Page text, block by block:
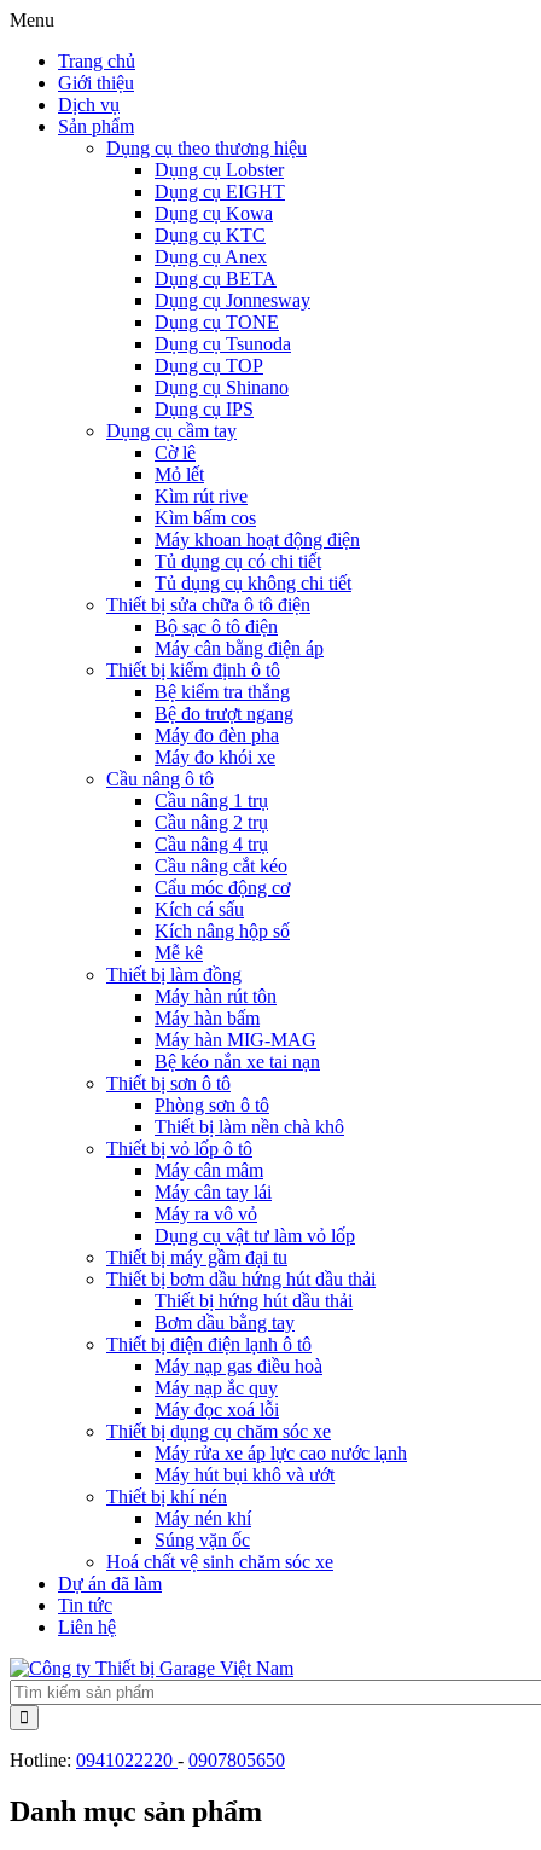
Menu
Trang chủ
Giới thiệu
Dịch vụ
Sản phẩm
Dụng cụ theo thương hiệu
Dụng cụ Lobster
Dụng cụ EIGHT
Dụng cụ Kowa
Dụng cụ KTC
Dụng cụ Anex
Dụng cụ BETA
Dụng cụ Jonnesway
Dụng cụ TONE
Dụng cụ Tsunoda
Dụng cụ TOP
Dụng cụ Shinano
Dụng cụ IPS
Dụng cụ cầm tay
Cờ lê
Mỏ lết
Kìm rút rive
Kìm bấm cos
Máy khoan hoạt động điện
Tủ dụng cụ có chi tiết
Tủ dụng cụ không chi tiết
Thiết bị sửa chữa ô tô điện
Bộ sạc ô tô điện
Máy cân bằng điện áp
Thiết bị kiểm định ô tô
Bệ kiểm tra thắng
Bệ đo trượt ngang
Máy đo đèn pha
Máy đo khói xe
Cầu nâng ô tô
Cầu nâng 1 trụ
Cầu nâng 2 trụ
Cầu nâng 4 trụ
Cầu nâng cắt kéo
Cẩu móc động cơ
Kích cá sấu
Kích nâng hộp số
Mễ kê
Thiết bị làm đồng
Máy hàn rút tôn
Máy hàn bấm
Máy hàn MIG-MAG
Bệ kéo nắn xe tai nạn
Thiết bị sơn ô tô
Phòng sơn ô tô
Thiết bị làm nền chà khô
Thiết bị vỏ lốp ô tô
Máy cân mâm
Máy cân tay lái
Máy ra vô vỏ
Dụng cụ vật tư làm vỏ lốp
Thiết bị máy gầm đại tu
Thiết bị bơm dầu hứng hút dầu thải
Thiết bị hứng hút dầu thải
Bơm dầu bằng tay
Thiết bị điện điện lạnh ô tô
Máy nạp gas điều hoà
Máy nạp ắc quy
Máy đọc xoá lỗi
Thiết bị dụng cụ chăm sóc xe
Máy rửa xe áp lực cao nước lạnh
Máy hút bụi khô và ướt
Thiết bị khí nén
Máy nén khí
Súng vặn ốc
Hoá chất vệ sinh chăm sóc xe
Dự án đã làm
Tin tức
Liên hệ
Hotline: 0941022220 - 0907805650
Danh mục sản phẩm